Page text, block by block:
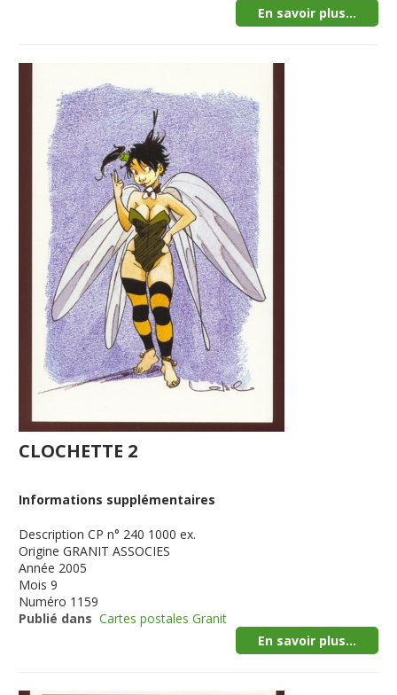
En savoir plus...
CLOCHETTE 2
Informations supplémentaires
Description CP n° 240 1000 ex.
Origine GRANIT ASSOCIES
Année 2005
Mois 9
Numéro 1159
Publié dans Cartes postales Granit
En savoir plus...